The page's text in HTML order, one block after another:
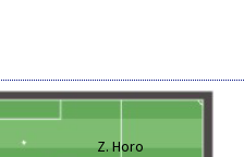
Z. Horo